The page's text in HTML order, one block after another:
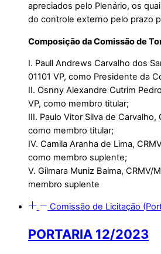
apreciados pelo Plenário, os
do controle externo pelo prazo
Composição daComissão de
I. Paull Andrews Carvalho dos
01101 VP, como Presidente da
II. Osnny Alexandre Cutrim
VP, como membro titular;
III. Paulo Vitor Silva de Carvalho,
como membro titular;
IV. Camila Aranha de Lima,
como membro suplente;
V. Gilmara Muniz Baima, CRMV/
membro suplente
Comissão de Licitação
PORTARIA 12/2023